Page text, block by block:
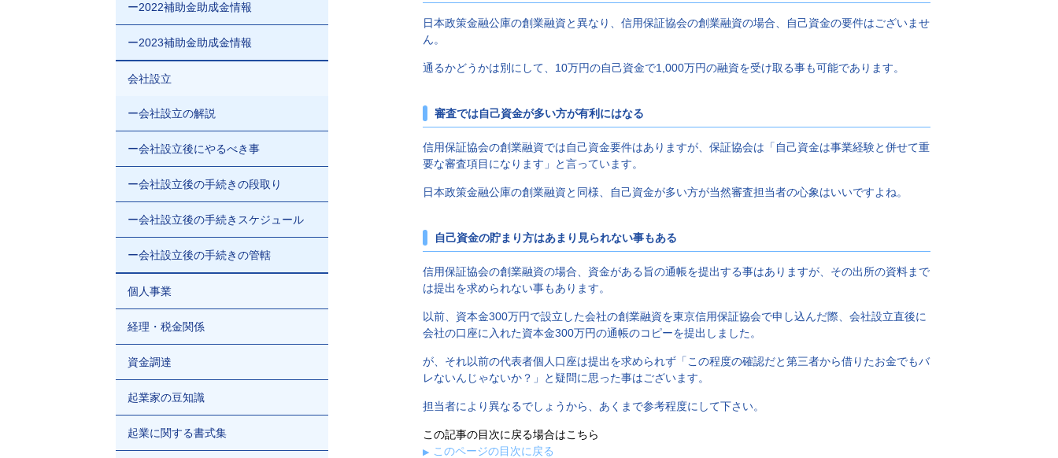
日本政策金融公庫の創業融資と異なり、信用保証協会の創業融資の場合、自己資金の要件はございませ
ん。
通るかどうかは別にして、10万円の自己資金で1,000万円の融資を受け取る事も可能であります。
審査では自己資金が多い方が有利にはなる
信用保証協会の創業融資では自己資金要件はありますが、保証協会は「自己資金は事業経験と併せて重
要な審査項目になります」と言っています。
日本政策金融公庫の創業融資と同様、自己資金が多い方が当然審査担当者の心象はいいですよね。
自己資金の貯まり方はあまり見られない事もある
信用保証協会の創業融資の場合、資金がある旨の通帳を提出する事はありますが、その出所の資料まで
は提出を求められない事もあります。
以前、資本金300万円で設立した会社の創業融資を東京信用保証協会で申し込んだ際、会社設立直後に
会社の口座に入れた資本金300万円の通帳のコピーを提出しました。
が、それ以前の代表者個人口座は提出を求められず「この程度の確認だと第三者から借りたお金でもバ
レないんじゃないか？」と疑問に思った事はございます。
担当者により異なるでしょうから、あくまで参考程度にして下さい。
この記事の目次に戻る場合はこちら
このページの目次に戻る
ー2022補助金助成金情報
ー2023補助金助成金情報
会社設立
ー会社設立の解説
ー会社設立後にやるべき事
ー会社設立後の手続きの段取り
ー会社設立後の手続きスケジュール
ー会社設立後の手続きの管轄
個人事業
経理・税金関係
資金調達
起業家の豆知識
起業に関する書式集